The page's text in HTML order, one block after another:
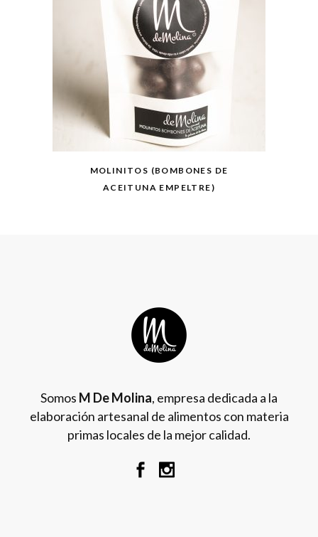
MOLINITOS (BOMBONES DE
ACEITUNA EMPELTRE)
Somos M De Molina, empresa dedicada a la
elaboración artesanal de alimentos con materia
primas locales de la mejor calidad.